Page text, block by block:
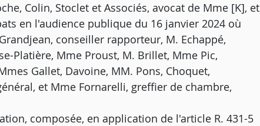
Colin, Stoclet et Associés, avocat de Mme [K], et
en l'audience publique du 16 janvier 2024 où
conseiller rapporteur, M. Echappé,
Platière, Mme Proust, M. Brillet, Mme Pic,
Gallet, Davoine, MM. Pons, Choquet,
et Mme Fornarelli, greffier de chambre,
composée, en application de l'article R. 431-5